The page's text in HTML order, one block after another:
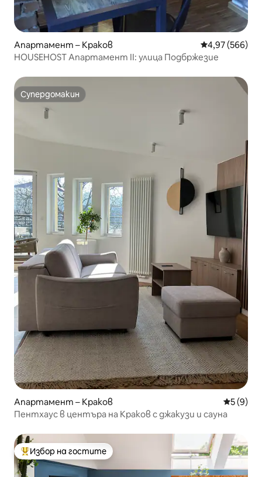
Апартамент – Краков Средна
4,97 (566)
HOUSEHOST Апартамент II: улица Подбржезие
Супердомакин
Супердомакин
Апартамент – Краков Средна
5 (9)
Пентхаус в центъра на Краков с джакузи и сауна
Най-популярен избор на гостите
Избор на гостите